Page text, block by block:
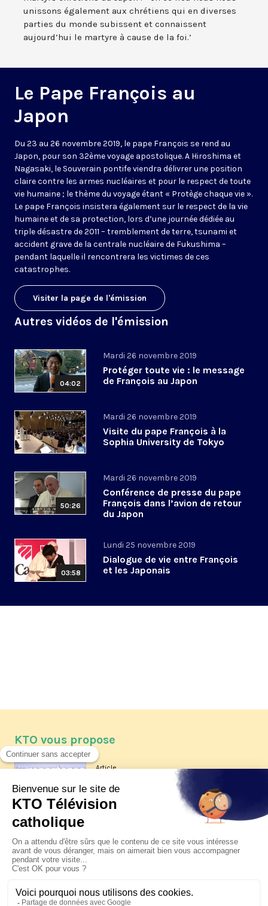
unissons également aux chrétiens qui en diverses
parties du monde subissent et connaissent
aujourd’hui le martyre à cause de la foi.’
Le Pape François au
Japon
Du 23 au 26 novembre 2019, le pape François se rend au
Japon, pour son 32ème voyage apostolique. A Hiroshima et
Nagasaki, le Souverain pontife viendra délivrer une position
claire contre les armes nucléaires et pour le respect de toute
vie humaine ; le thème du voyage étant « Protège chaque vie ».
Le pape François insistera également sur le respect de la vie
humaine et de sa protection, lors d’une journée dédiée au
triple désastre de 2011 – tremblement de terre, tsunami et
accident grave de la centrale nucléaire de Fukushima –
pendant laquelle il rencontrera les victimes de ces
catastrophes.
Visiter la page de l'émission
Autres vidéos de l'émission
04:02
Mardi 26 novembre 2019
Protéger toute vie : le message
de François au Japon
Mardi 26 novembre 2019
Visite du pape François à la
Sophia University de Tokyo
50:26
Mardi 26 novembre 2019
Conférence de presse du pape
François dans l’avion de retour
du Japon
03:58
Lundi 25 novembre 2019
Dialogue de vie entre François
et les Japonais
KTO vous propose
Article
Les reportages d'été 2026 de KTO
La visite pastorale du pape Léon
XIV à Assise à suivre sur KTO le
jeudi 6 août
Le pape en Uruguay, Argentine et
Pérou du 6 au 17 novembre 2026